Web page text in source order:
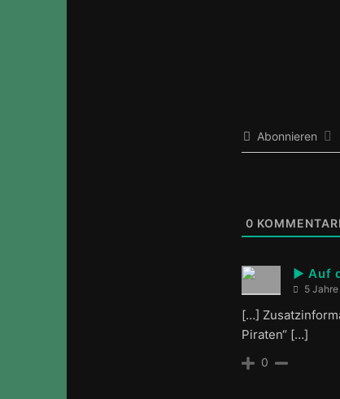
Abonnieren
0
► Auf
5
[…]
Piraten“ […]
0